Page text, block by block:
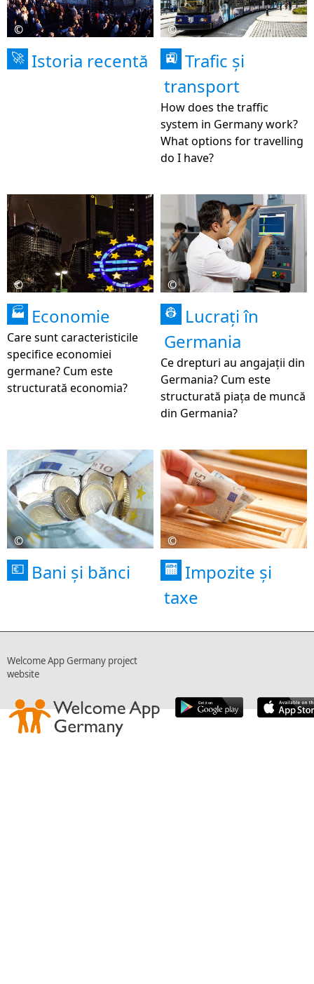
©
🚀 Istoria recentă
©
🚉 Trafic și
transport
How does the traffic
system in Germany work?
What options for travelling
do I have?
©
🏭 Economie
Care sunt caracteristicile
specifice economiei
germane? Cum este
structurată economia?
©
👷
Lucrați în
Germania
Ce drepturi au angajații din
Germania? Cum este
structurată piața de muncă
din Germania?
©
💶 Bani și bănci
©
🏧
Impozite și
taxe
Welcome App Germany project
website